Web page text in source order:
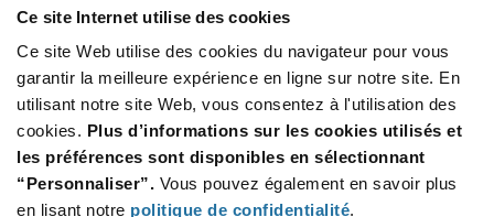
Ce site Internet utilise des cookies
Ce site Web utilise des cookies du navigateur pour vous
garantir la meilleure expérience en ligne sur notre site. En
utilisant notre site Web, vous consentez à l'utilisation des
cookies. Plus d’informations sur les cookies utilisés et
les préférences sont disponibles en sélectionnant
“Personnaliser”. Vous pouvez également en savoir plus
en lisant notre politique de confidentialité.
Quantité Prix unitaire
5 000+ $2.87
Product